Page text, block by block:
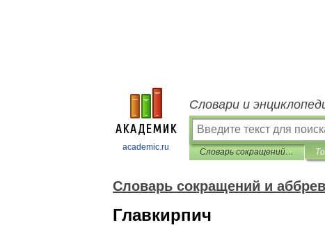
academic.ru
Словари и
Словарь сокращений и аббревиатур
Словарь сокращений и
Главкирпич